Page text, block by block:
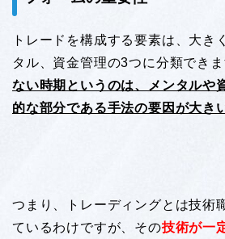
トレードを構成する要素は、大き
タル、資金管理の3つに分類でき
ない時期というのは、メンタルや
的な部分である手法の要因が大き
つまり、トレーディングとは技術
ているわけですが、その技術が一